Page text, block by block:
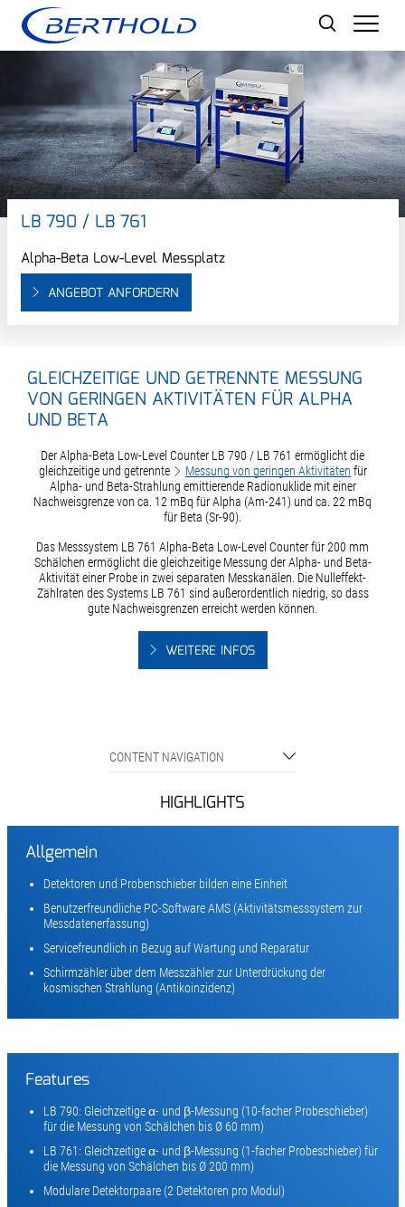
LB 790 / LB 761
Alpha-Beta Low-Level Messplatz
ANGEBOT ANFORDERN
GLEICHZEITIGE UND GETRENNTE MESSUNG
VON GERINGEN AKTIVITÄTEN FÜR ALPHA
UND BETA
Der Alpha-Beta Low-Level Counter LB 790 / LB 761 ermöglicht die
gleichzeitige und getrennte
Messung von geringen Aktivitäten für
Alpha- und Beta-Strahlung emittierende Radionuklide mit einer
Nachweisgrenze von ca. 12 mBq für Alpha (Am-241) und ca. 22 mBq
für Beta (Sr-90).
Das Messsystem LB 761 Alpha-Beta Low-Level Counter für 200 mm
Schälchen ermöglicht die gleichzeitige Messung der Alpha- und Beta-
Aktivität einer Probe in zwei separaten Messkanälen. Die Nulleffekt-
Zählraten des Systems LB 761 sind außerordentlich niedrig, so dass
gute Nachweisgrenzen erreicht werden können.
WEITERE INFOS
CONTENT NAVIGATION
HIGHLIGHTS
Allgemein
Detektoren und Probenschieber bilden eine Einheit
Benutzerfreundliche PC-Software AMS (Aktivitätsmesssystem zur
Messdatenerfassung)
Servicefreundlich in Bezug auf Wartung und Reparatur
Schirmzähler über dem Messzähler zur Unterdrückung der
kosmischen Strahlung (Antikoinzidenz)
Features
LB 790: Gleichzeitige α- und β-Messung (10-facher Probeschieber)
für die Messung von Schälchen bis Ø 60 mm)
LB 761: Gleichzeitige α- und β-Messung (1-facher Probeschieber) für
die Messung von Schälchen bis Ø 200 mm)
Modulare Detektorpaare (2 Detektoren pro Modul)